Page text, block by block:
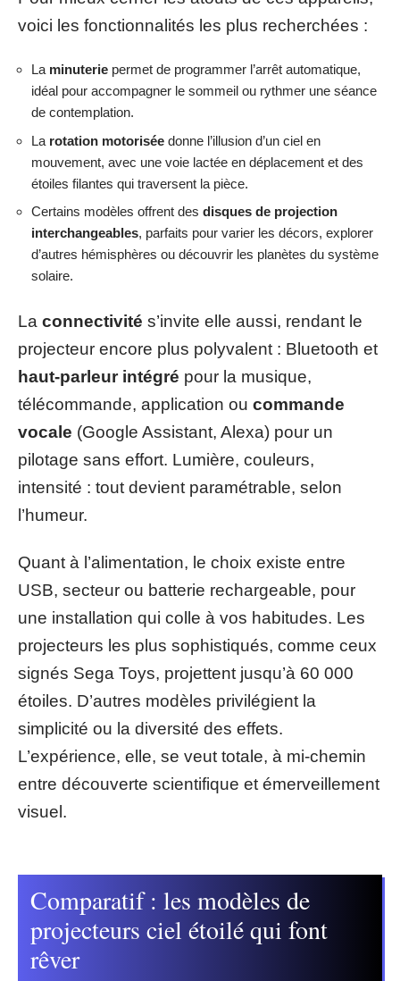
voici les fonctionnalités les plus recherchées :
La minuterie permet de programmer l’arrêt automatique,
idéal pour accompagner le sommeil ou rythmer une séance
de contemplation.
La rotation motorisée donne l’illusion d’un ciel en
mouvement, avec une voie lactée en déplacement et des
étoiles filantes qui traversent la pièce.
Certains modèles offrent des disques de projection
interchangeables, parfaits pour varier les décors, explorer
d’autres hémisphères ou découvrir les planètes du système
solaire.
La connectivité s’invite elle aussi, rendant le
projecteur encore plus polyvalent : Bluetooth et
haut-parleur intégré pour la musique,
télécommande, application ou commande
vocale (Google Assistant, Alexa) pour un
pilotage sans effort. Lumière, couleurs,
intensité : tout devient paramétrable, selon
l’humeur.
Quant à l’alimentation, le choix existe entre
USB, secteur ou batterie rechargeable, pour
une installation qui colle à vos habitudes. Les
projecteurs les plus sophistiqués, comme ceux
signés Sega Toys, projettent jusqu’à 60 000
étoiles. D’autres modèles privilégient la
simplicité ou la diversité des effets.
L’expérience, elle, se veut totale, à mi-chemin
entre découverte scientifique et émerveillement
visuel.
Comparatif : les modèles de
projecteurs ciel étoilé qui font
rêver